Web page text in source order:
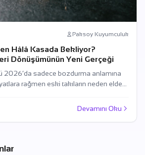
Paksoy Kuyumculuk
Hâlâ Kasada Bekliyor?
Dönüşümünün Yeni Gerçeği
2026’da sadece bozdurma anlamına
rağmen eski takıların neden elde
çıktığını inceliyoruz.
Devamını Oku